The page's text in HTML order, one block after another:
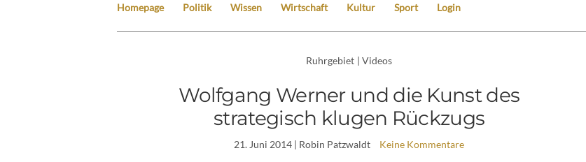
Homepage Politik Wissen Wirtschaft Kultur Sport Login
Ruhrgebiet | Videos
Wolfgang Werner und die Kunst des
strategisch klugen Rückzugs
21. Juni 2014 | Robin Patzwaldt Keine Kommentare